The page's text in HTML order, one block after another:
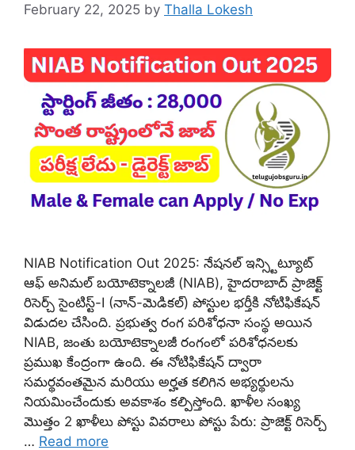
February 22, 2025 by Thalla Lokesh
NIAB Notification Out 2025: నేషనల్ ఇన్స్టిట్యూట్
ఆఫ్ అనిమల్ బయోటెక్నాలజీ (NIAB), హైదరాబాద్ ప్రాజెక్ట్
రిసెర్చ్ సైంటిస్ట్-I (నాన్-మెడికల్) పోస్టుల భర్తీకి నోటిఫికేషన్
విడుదల చేసింది. ప్రభుత్వ రంగ పరిశోధనా సంస్థ అయిన
NIAB, జంతు బయోటెక్నాలజీ రంగంలో పరిశోధనలకు
ప్రముఖ కేంద్రంగా ఉంది. ఈ నోటిఫికేషన్ ద్వారా
సమర్థవంతమైన మరియు అర్హత కలిగిన అభ్యర్థులను
నియమించేందుకు అవకాశం కల్పిస్తోంది. ఖాళీల సంఖ్య
మొత్తం 2 ఖాళీలు పోస్టు వివరాలు పోస్టు పేరు: ప్రాజెక్ట్ రిసెర్చ్
… Read more